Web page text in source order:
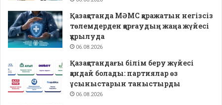
Қазақстанда МӘМС қаражатын негізсіз
төлемдерден қорғаудың жаңа жүйесі
құрылуда
06.08.2026
Қазақстандағы білім беру жүйесі
қандай болады: партиялар өз
ұсыныстарын таныстырды
06.08.2026